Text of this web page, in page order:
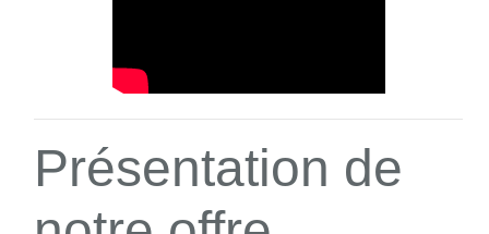
Présentation de